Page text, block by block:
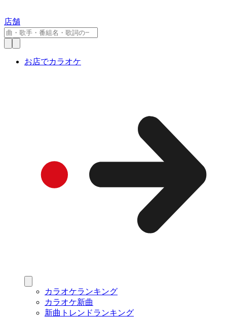
店舗
お店でカラオケ
カラオケランキング
カラオケ新曲
新曲トレンドランキング